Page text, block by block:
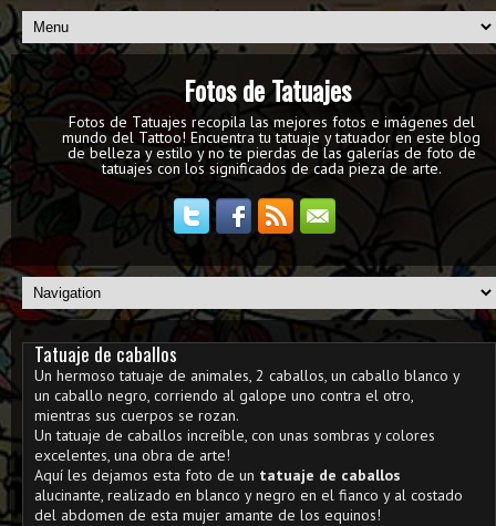
Fotos de Tatuajes
Fotos de Tatuajes recopila las mejores fotos e imágenes del
mundo del Tattoo! Encuentra tu tatuaje y tatuador en este blog
de belleza y estilo y no te pierdas de las galerías de foto de
tatuajes con los significados de cada pieza de arte.
Tatuaje de caballos
Un hermoso tatuaje de animales, 2 caballos, un caballo blanco y
un caballo negro, corriendo al galope uno contra el otro,
mientras sus cuerpos se rozan.
Un tatuaje de caballos increíble, con unas sombras y colores
excelentes, una obra de arte!
Aquí les dejamos esta foto de un tatuaje de caballos
alucinante, realizado en blanco y negro en el fianco y al costado
del abdomen de esta mujer amante de los equinos!